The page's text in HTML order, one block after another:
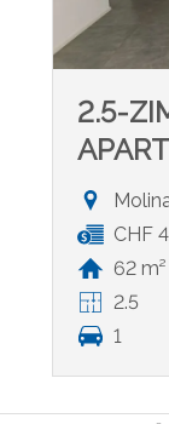
2.5-
CHF
62 m²
2.5
1